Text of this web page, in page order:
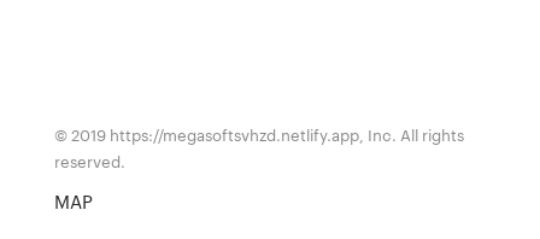
© 2019 https://megasoftsvhzd.netlify.app, Inc. All rights
reserved.
MAP